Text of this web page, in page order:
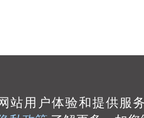
站用户体验和提供服